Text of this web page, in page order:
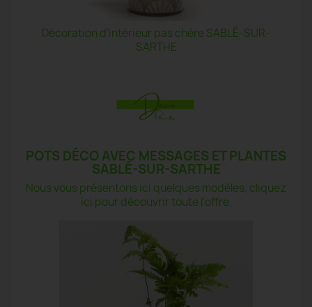
Décoration d'intérieur pas chère SABLÉ-SUR-
SARTHE
POTS DÉCO AVEC MESSAGES ET PLANTES
SABLÉ-SUR-SARTHE
Nous vous présentons ici quelques modèles, cliquez
ici pour découvrir toute l'offre.